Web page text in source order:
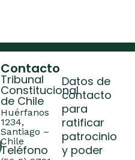
Contacto
Tribunal
Constitucional
de Chile
Huérfanos
1234,
Santiago –
Chile
Teléfono
Datos de
contacto
para
ratificar
patrocinio
y poder